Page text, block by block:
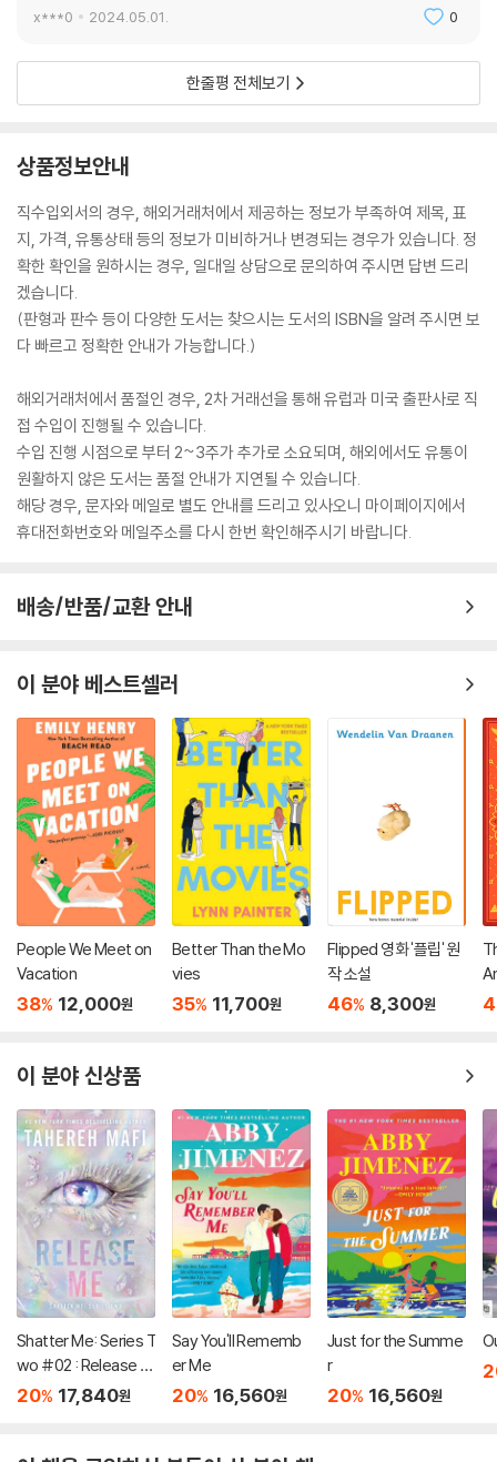
x***0 2024.05.01. 0
한줄평 전체보기
상품정보안내
직수입외서의 경우, 해외거래처에서 제공하는 정보가 부족하여 제목, 표
지, 가격, 유통상태 등의 정보가 미비하거나 변경되는 경우가 있습니다. 정
확한 확인을 원하시는 경우, 일대일 상담으로 문의하여 주시면 답변 드리
겠습니다.
(판형과 판수 등이 다양한 도서는 찾으시는 도서의 ISBN을 알려 주시면 보
다 빠르고 정확한 안내가 가능합니다.)
해외거래처에서 품절인 경우, 2차 거래선을 통해 유럽과 미국 출판사로 직
접 수입이 진행될 수 있습니다.
수입 진행 시점으로 부터 2~3주가 추가로 소요되며, 해외에서도 유통이
원활하지 않은 도서는 품절 안내가 지연될 수 있습니다.
해당 경우, 문자와 메일로 별도 안내를 드리고 있사오니 마이페이지에서
휴대전화번호와 메일주소를 다시 한번 확인해주시기 바랍니다.
배송/반품/교환 안내
이 분야 베스트셀러
People We Meet on
Vacation
38% 12,000원
Better Than the Mo
vies
35% 11,700원
Flipped 영화 '플립' 원
작 소설
46% 8,300원
이 분야 신상품
Shatter Me: Series T
wo #02 : Release M
e
20% 17,840원
Say You'll Rememb
er Me
20% 16,560원
Just for the Summe
r
20% 16,560원